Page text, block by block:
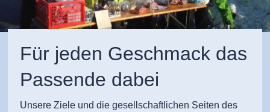
Für jeden Geschmack das
Passende dabei
Unsere Ziele und die gesellschaftlichen Seiten des